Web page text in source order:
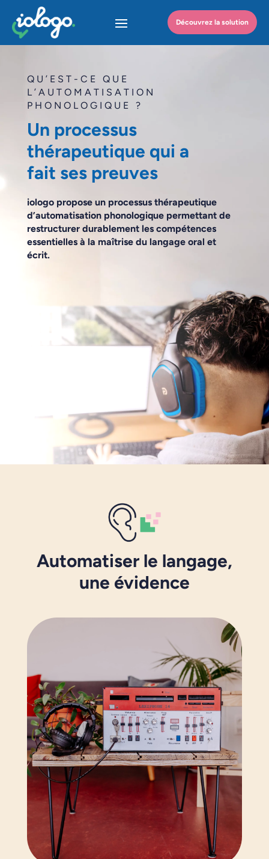
Découvrez la solution
QU’EST-CE QUE
L’AUTOMATISATION
PHONOLOGIQUE ?
Un processus
thérapeutique qui a
fait ses preuves
iologo propose un processus thérapeutique
d’automatisation phonologique permettant de
restructurer durablement les compétences
essentielles à la maîtrise du langage oral et
écrit.
Automatiser le langage,
une évidence